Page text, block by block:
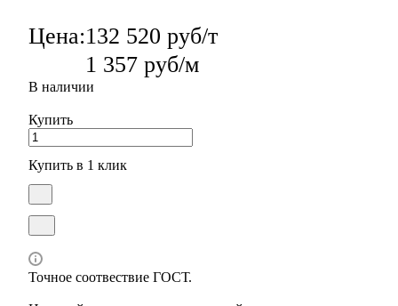
Цена:132 520 руб/т
1 357 руб/м
В наличии
Купить
Купить в 1 клик
Точное соотвествие ГОСТ.